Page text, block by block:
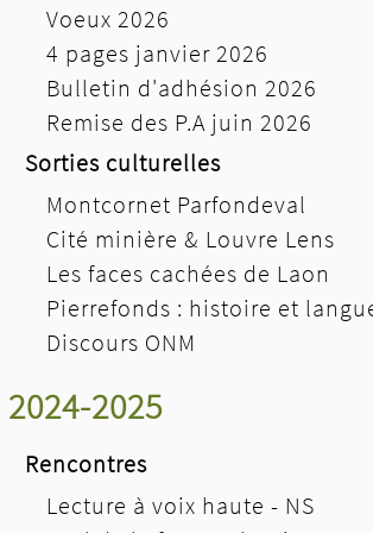
Voeux 2026
4 pages janvier 2026
Bulletin d'adhésion 2026
Remise des P.A juin 2026
Sorties culturelles
Montcornet Parfondeval
Cité minière & Louvre Lens
Les faces cachées de Laon
Pierrefonds : histoire et
Discours ONM
2024-2025
Rencontres
Lecture à voix haute - NS